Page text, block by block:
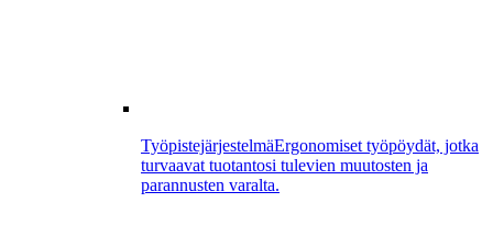
TyöpistejärjestelmäErgonomiset työpöydät, jotka
turvaavat tuotantosi tulevien muutosten ja
parannusten varalta.